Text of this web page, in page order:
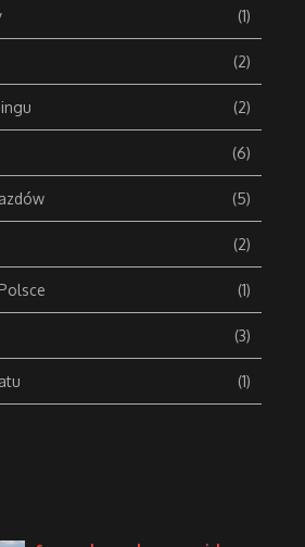
(1)
(2)
(2)
(6)
(5)
(2)
(1)
(3)
(1)